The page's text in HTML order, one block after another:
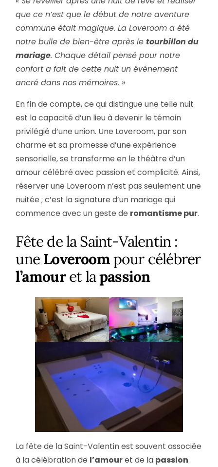
que ce n’est que le début de notre aventure
commune était magique. La Loveroom a été
notre bulle de bien-être après letourbillon du
mariage. Chaque détail pensé pour notre
confort a fait de cette nuit un événement
ancré dans nos mémoires. »
En fin de compte, ce qui distingue une telle nuit
est la capacité d’un lieu à devenir le témoin
privilégié d’une union. Une Loveroom, par son
charme et sa promesse d’une expérience
sensorielle, se transforme en le théâtre d’un
amour célébré avec passion et complicité. Ainsi,
réserver une Loveroom n’est pas seulement une
nuitée ; c’est la signature d’un mariage qui
commence avec un geste de romantisme pur.
Fête de la Saint-Valentin :
une Loveroompour célébrer
l’amouret lapassion
La fête de la Saint-Valentin est souvent associée
à la célébration de l’amouret de la passion.